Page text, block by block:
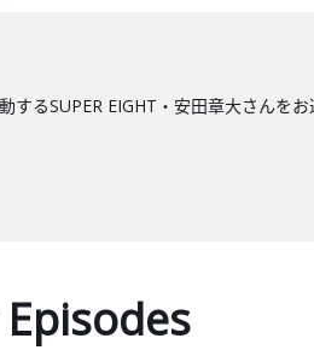
るSUPER EIGHT・安田章大さんを